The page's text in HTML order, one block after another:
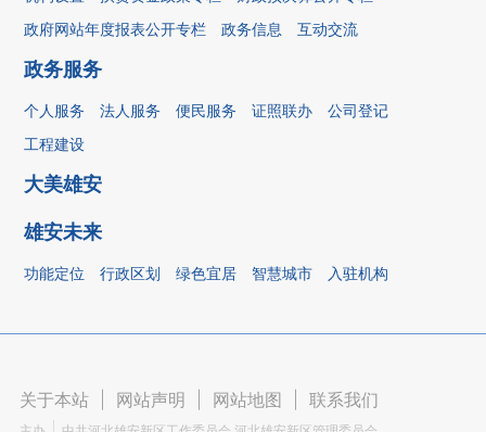
政府网站年度报表公开专栏
政务信息 互动交流
政务服务
个人服务 法人服务 便民服务 证照联办
公司登记
工程建设
大美雄安
雄安未来
功能定位 行政区划 绿色宜居 智慧城市 入驻机构
关于本站 网站声明 网站地图 联系我们